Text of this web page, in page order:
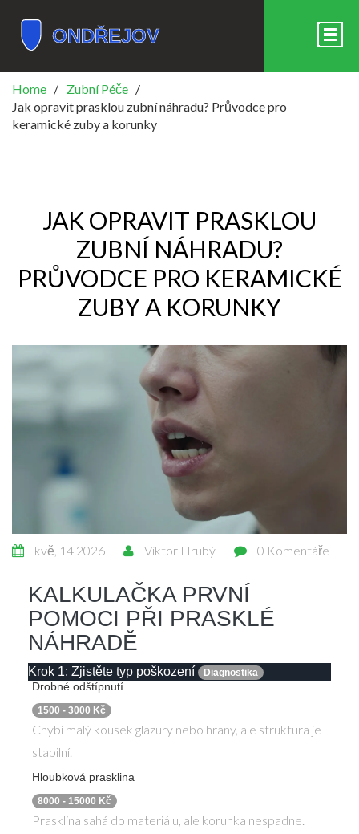
Home
Zubní Péče
Jak opravit prasklou zubní náhradu? Průvodce pro
keramické zuby a korunky
JAK OPRAVIT PRASKLOU
ZUBNÍ NÁHRADU?
PRŮVODCE PRO KERAMICKÉ
ZUBY A KORUNKY
kvě, 14 2026 Viktor Hrubý 0 Komentáře
KALKULAČKA PRVNÍ
POMOCI PŘI PRASKLÉ
NÁHRADĚ
Krok 1: Zjistěte typ poškození Diagnostika
Drobné odštípnutí
1500 - 3000 Kč
Chybí malý kousek glazury nebo hrany, ale struktura je
stabilní.
Hloubková prasklina
8000 - 15000 Kč
Prasklina sahá do materiálu, ale korunka nespadne.